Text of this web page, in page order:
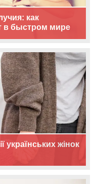
как
в быстром мире
українських жінок